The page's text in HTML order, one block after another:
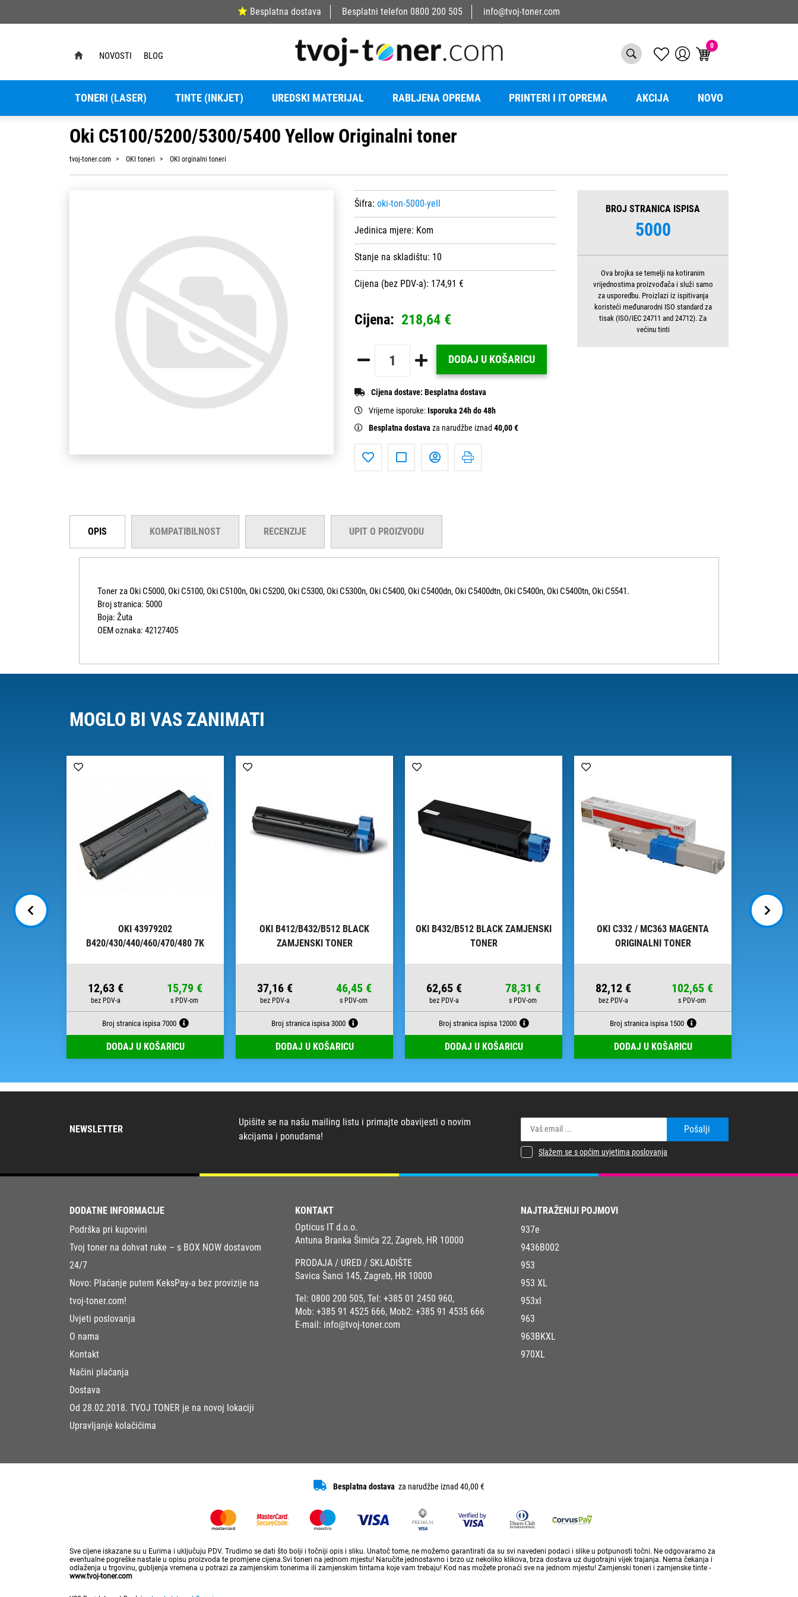
Besplatna dostava Besplatni telefon 0800 200 505 info@tvoj-toner.com
NOVOSTI BLOG
0
TONERI (LASER) TINTE (INKJET) UREDSKI MATERIJAL RABLJENA OPREMA PRINTERI I IT OPREMA AKCIJA NOVO
Oki C5100/5200/5300/5400 Yellow Originalni toner
tvoj-toner.com OKI toneri OKI orginalni toneri
Šifra: oki-ton-5000-yell
Jedinica mjere: Kom
Stanje na skladištu: 10
Cijena (bez PDV-a): 174,91 €
Cijena: 218,64 €
DODAJ U KOŠARICU
Cijena dostave: Besplatna dostava
Vrijeme isporuke:Isporuka 24h do 48h
Besplatna dostava za narudžbe iznad 40,00 €
BROJ STRANICA ISPISA
5000
Ova brojka se temelji na kotiranim
vrijednostima proizvođača i služi samo
za usporedbu. Proizlazi iz ispitivanja
koristeći međunarodni ISO standard za
tisak (ISO/IEC 24711 and 24712). Za
većinu tinti
OPIS KOMPATIBILNOST RECENZIJE UPIT O PROIZVODU
Toner za Oki C5000, Oki C5100, Oki C5100n, Oki C5200, Oki C5300, Oki C5300n, Oki C5400, Oki C5400dn, Oki C5400dtn, Oki C5400n, Oki C5400tn, Oki C5541.
Broj stranica: 5000
Boja: Žuta
OEM oznaka: 42127405
MOGLO BI VAS ZANIMATI
BLACK
OKI 43979202
B420/430/440/460/470/480 7K
12,63 € 15,79 €
Broj stranica ispisa 7000
DODAJ U KOŠARICU
OKI B412/B432/B512 BLACK
ZAMJENSKI TONER
37,16 € 46,45 €
Broj stranica ispisa 3000
DODAJ U KOŠARICU
OKI B432/B512 BLACK ZAMJENSKI
TONER
62,65 € 78,31 €
Broj stranica ispisa 12000
DODAJ U KOŠARICU
OKI C332 / MC363 MAGENTA
ORIGINALNI TONER
82,12 € 102,65 €
Broj stranica ispisa 1500
DODAJ U KOŠARICU
OKI
NEWSLETTER
Upišite se na našu mailing listu i primajte obavijesti o novim
akcijama i ponudama!
Pošalji
Slažem se s općim uvjetima poslovanja
DODATNE INFORMACIJE
Podrška pri kupovini
Tvoj toner na dohvat ruke – s BOX NOW dostavom
24/7
Novo: Plaćanje putem KeksPay-a bez provizije na
tvoj-toner.com!
Uvjeti poslovanja
O nama
Kontakt
Načini plaćanja
Dostava
Od 28.02.2018. TVOJ TONER je na novoj lokaciji
Upravljanje kolačićima
KONTAKT
Opticus IT d.o.o.
Antuna Branka Šimića 22, Zagreb, HR 10000
PRODAJA / URED / SKLADIŠTE
Savica Šanci 145, Zagreb, HR 10000
Tel: 0800 200 505, Tel: +385 01 2450 960,
Mob: +385 91 4525 666, Mob2: +385 91 4535 666
E-mail: info@tvoj-toner.com
NAJTRAŽENIJI POJMOVI
937e
9436B002
953
953 XL
953xl
963
963BKXL
970XL
Besplatna dostava za narudžbe iznad 40,00 €
Sve cijene iskazane su u Eurima i uključuju PDV. Trudimo se dati što bolji i točniji opis i sliku. Unatoč tome, ne možemo garantirati da su svi navedeni podaci i slike u potpunosti točni. Ne odgovaramo za
eventualne pogreške nastale u opisu proizvoda te promjene cijena.Svi toneri na jednom mjestu! Naručite jednostavno i brzo uz nekoliko klikova, brza dostava uz dugotrajni vijek trajanja. Nema čekanja i
odlaženja u trgovinu, gubljenja vremena u potrazi za zamjenskim tonerima ili zamjenskim tintama koje vam trebaju! Kod nas možete pronaći sve na jednom mjestu! Zamjenski toneri i zamjenske tinte -
www.tvoj-toner.com